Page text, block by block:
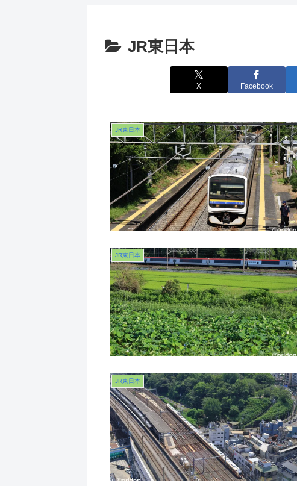
JR東日本
X Facebook
JR東日本
JR東日本
JR東日本